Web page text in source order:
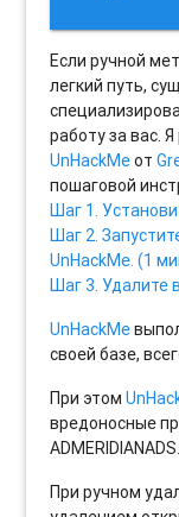
Если ручной
легкий путь,
работу за вас.
UnHackMeот
пошаговой
Шаг 1.
Шаг 2.
UnHackMe. (1
Шаг 3. Удалите
UnHackMe
своей базе,
При этом
вредоносные
При ручном